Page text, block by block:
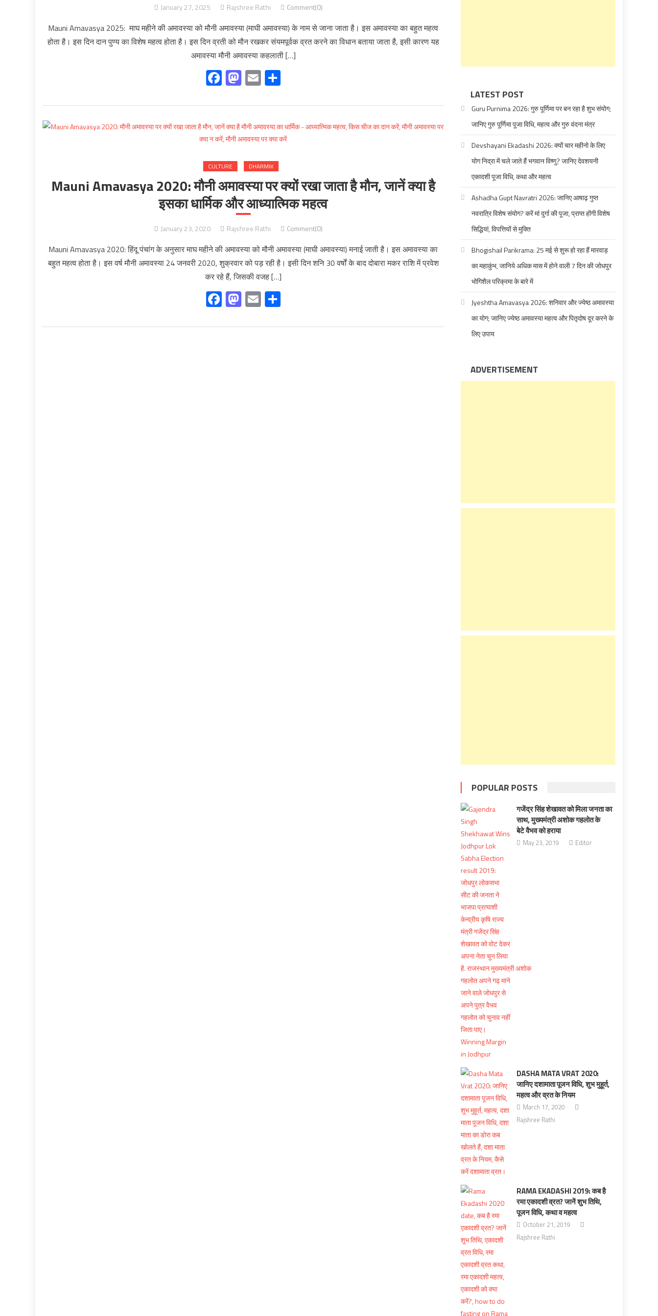
January 27, 2025 Rajshree Rathi Comment(0)
Mauni Amavasya 2025: माघ महीने की अमावस्या को मौनी अमावस्या (माघी अमावस्या) के नाम से जाना जाता है। इस अमावस्या का बहुत महत्व
होता है। इस दिन दान पुण्य का विशेष महत्व होता है। इस दिन व्रती को मौन रखकर संयमपूर्वक व्रत करने का विधान बताया जाता है, इसी कारण यह
अमावस्या मौनी अमावस्या कहलाती […]
Facebook
Mastodon
EmailShare
CULTURE DHARMIK
Mauni Amavasya 2020: मौनी अमावस्या पर क्यों रखा जाता है मौन, जानें क्या है
इसका धार्मिक और आध्यात्मिक महत्व
January 23, 2020 Rajshree Rathi Comment(0)
Mauni Amavasya 2020: हिंदू पंचांग के अनुसार माघ महीने की अमावस्या को मौनी अमावस्या (माघी अमावस्या) मनाई जाती है। इस अमावस्या का
बहुत महत्व होता है। इस वर्ष मौनी अमावस्या 24 जनवरी 2020, शुक्रवार को पड़ रही है। इसी दिन शनि 30 वर्षों के बाद दोबारा मकर राशि में प्रवेश
कर रहे हैं, जिसकी वजह […]
Facebook
Mastodon
EmailShare
LATEST POST
Guru Purnima 2026: गुरु पूर्णिमा पर बन रहा है शुभ संयोग;
जानिए गुरु पूर्णिमा पूजा विधि, महत्व और गुरु वंदना मंत्र
Devshayani Ekadashi 2026: क्यों चार महीनो के लिए
योग निद्रा में चले जाते हैं भगवान विष्णु? जानिए देवशयनी
एकादशी पूजा विधि, कथा और महत्व
Ashadha Gupt Navratri 2026: जानिए आषाढ़ गुप्त
नवरात्रि विशेष संयोग? करें मां दुर्गा की पूजा, प्राप्त होंगी विशेष
सिद्धियां, विपत्तियों से मुक्ति
Bhogishail Parikrama: 25 मई से शुरू हो रहा हैं मारवाड़
का महाकुंभ, जानिये अधिक मास में होने वाली 7 दिन की जोधपुर
भोगिशैल परिक्रमा के बारे में
Jyeshtha Amavasya 2026: शनिवार और ज्येष्ठ अमावस्या
का योग; जानिए ज्येष्ठ अमावस्या महत्व और पितृदोष दूर करने के
लिए उपाय
ADVERTISEMENT
POPULAR POSTS
गजेंद्र सिंह शेखावत को मिला जनता का
साथ, मुख्यमंत्री अशोक गहलोत के
बेटे वैभव को हराया
May 23, 2019 Editor
DASHA MATA VRAT 2020:
जानिए दशामाता पूजन विधि, शुभ मुहूर्त,
महत्व और व्रत के नियम
March 17, 2020
Rajshree Rathi
RAMA EKADASHI 2019: कब है
रमा एकादशी व्रत? जानें शुभ तिथि,
पूजन विधि, कथा व महत्‍व
October 21, 2019
Rajshree Rathi